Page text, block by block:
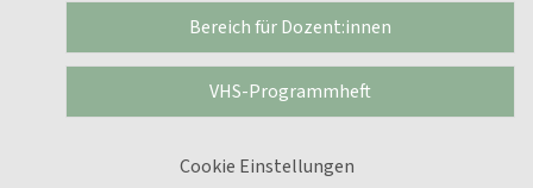
Bereich für Dozent:innen
VHS-Programmheft
Cookie Einstellungen